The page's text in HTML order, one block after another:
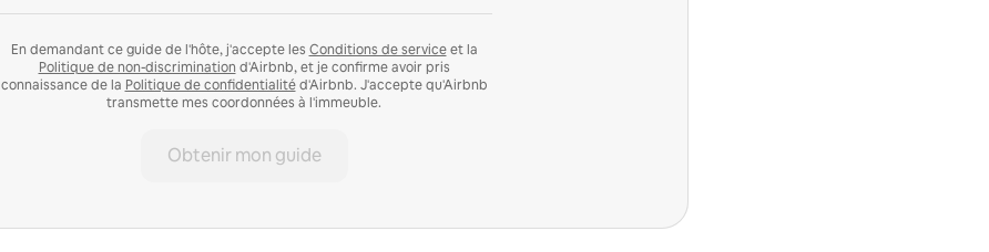
En demandant ce guide de l'hôte, j'accepte les Conditions de serviceet la
Politique de non-discrimination d'Airbnb, et je confirme avoir pris
connaissance de la Politique de confidentialitéd'Airbnb. J'accepte qu'Airbnb
transmette mes coordonnées à l'immeuble.
Obtenir mon guide